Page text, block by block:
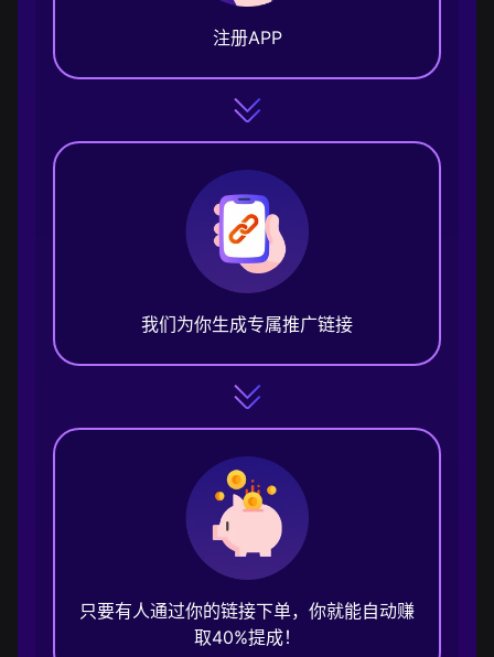
注册APP
我们为你生成专属推广链接
只要有人通过你的链接下单，你就能自动赚
取40%提成！